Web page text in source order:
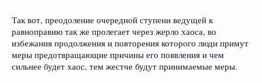
Так вот, преодоление очередной ступени ведущей к
равноправию так же пролегает через жерло хаоса, во
избежания продолжения и повторения которого люди примут
меры предотвращающие причины его появления и чем
сильнее будет хаос, тем жестче будут принимаемые меры.